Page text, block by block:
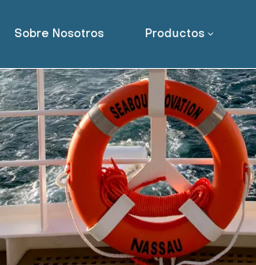
Sobre Nosotros Productos